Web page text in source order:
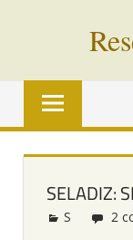
Palabras
vías
todo
SELADIZ:
Redacción
S 2